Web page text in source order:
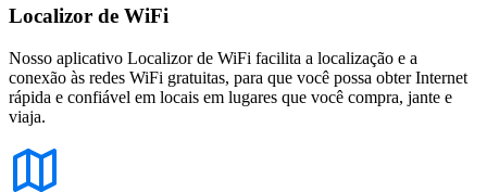
Localizor de WiFi
Nosso aplicativo Localizor de WiFi facilita a localização e a
conexão às redes WiFi gratuitas, para que você possa obter Internet
rápida e confiável em locais em lugares que você compra, jante e
viaja.